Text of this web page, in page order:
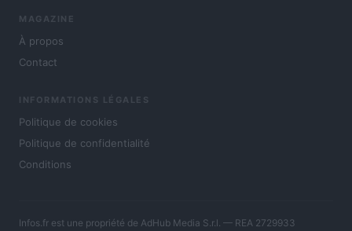
MAGAZINE
À propos
Contact
INFORMATIONS LÉGALES
Politique de cookies
Politique de confidentialité
Conditions
Infos.fr est une propriété de AdHub Media S.r.l. — REA 2729933